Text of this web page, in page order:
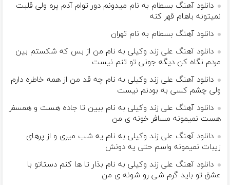
دانلود آهنگ بسطام به نام میدونم دور توام آدم پره ولی قلبت
نمیتونه باهام قهر کنه
دانلود آهنگ بسطام به نام تهران
دانلود آهنگ علی زند وکیلی به نام من از بس كه شكستم بین
مردم نگاه كن دیگه جونى تو تنم نیست
دانلود آهنگ علی زند وکیلی به نام چه قد من از همه خاطره دارم
ولی چشم كسی به بودنم نیست
دانلود آهنگ علی زند وکیلی به نام ببین تا جاده هست و همسفر
هست نمیمونه مسافر خونه ی من
دانلود آهنگ علی زند وکیلی به نام یه شب میرى و از پرهای
زيبات نمیمونه واسم حتی یه دونش
دانلود آهنگ علی زند وکیلی به نام بذار تا ها كنم دستاتو با
عشق تو باید گرم شی رو شونه ى من